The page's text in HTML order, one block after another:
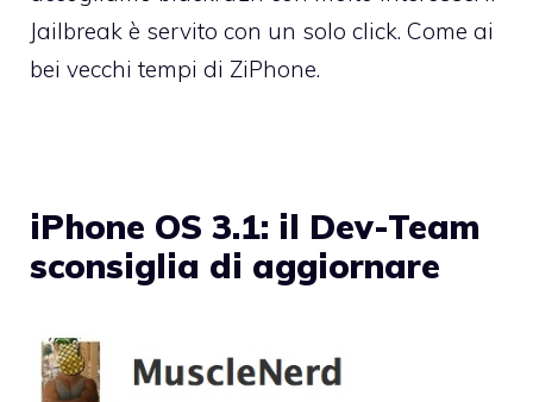
Jailbreak è servito con un solo click. Come ai
bei vecchi tempi di ZiPhone.
iPhone OS 3.1: il Dev-Team
sconsiglia di aggiornare